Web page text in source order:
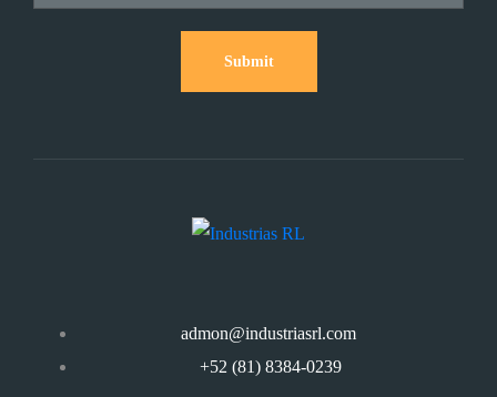
Submit
admon@industriasrl.com
+52 (81) 8384-0239